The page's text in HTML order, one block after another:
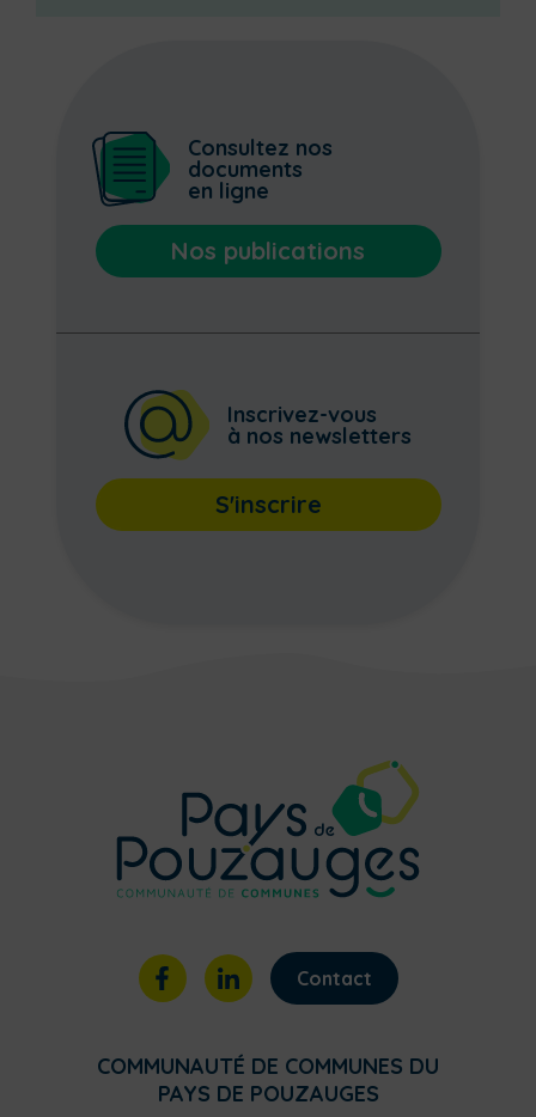
Consultez nos
documents
en ligne
Nos publications
Inscrivez-vous
à nos newsletters
S'inscrire
Contact
COMMUNAUTÉ DE COMMUNES DU
PAYS DE POUZAUGES